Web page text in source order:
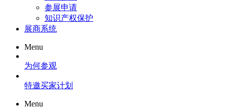
参展申请
知识产权保护
展商系统
Menu
为何参观
特邀买家计划
Menu